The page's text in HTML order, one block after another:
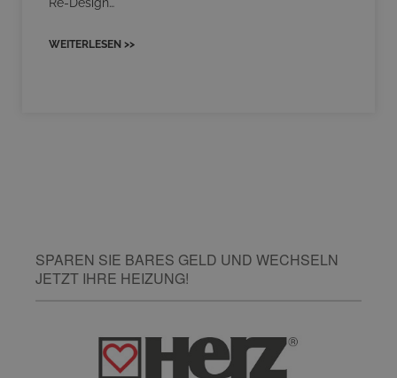
WEITERLESEN >>
SPAREN SIE BARES GELD UND WECHSELN
JETZT IHRE HEIZUNG!